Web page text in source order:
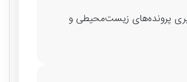
پرونده‌های زیست‌محیطی و